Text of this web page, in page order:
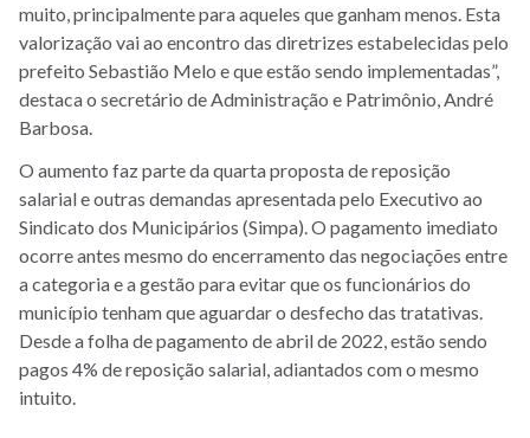
muito, principalmente para aqueles que ganham menos. Esta
valorização vai ao encontro das diretrizes estabelecidas pelo
prefeito Sebastião Melo e que estão sendo implementadas”,
destaca o secretário de Administração e Patrimônio, André
Barbosa.
O aumento faz parte da quarta proposta de reposição
salarial e outras demandas apresentada pelo Executivo ao
Sindicato dos Municipários (Simpa). O pagamento imediato
ocorre antes mesmo do encerramento das negociações entre
a categoria e a gestão para evitar que os funcionários do
município tenham que aguardar o desfecho das tratativas.
Desde a folha de pagamento de abril de 2022, estão sendo
pagos 4% de reposição salarial, adiantados com o mesmo
intuito.